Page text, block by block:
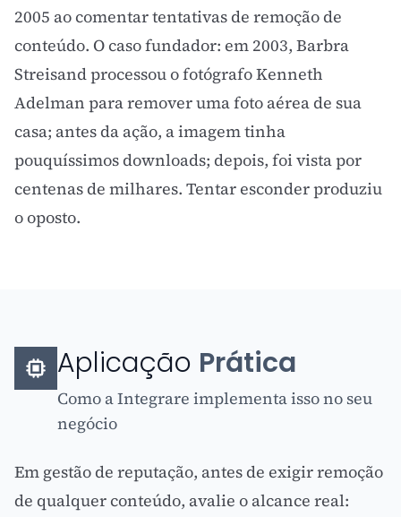
2005 ao comentar tentativas de remoção de
conteúdo. O caso fundador: em 2003, Barbra
Streisand processou o fotógrafo Kenneth
Adelman para remover uma foto aérea de sua
casa; antes da ação, a imagem tinha
pouquíssimos downloads; depois, foi vista por
centenas de milhares. Tentar esconder produziu
o oposto.
Aplicação Prática
Como a Integrare implementa isso no seu
negócio
Em gestão de reputação, antes de exigir remoção
de qualquer conteúdo, avalie o alcance real: